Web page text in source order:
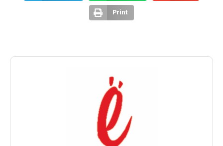
Print